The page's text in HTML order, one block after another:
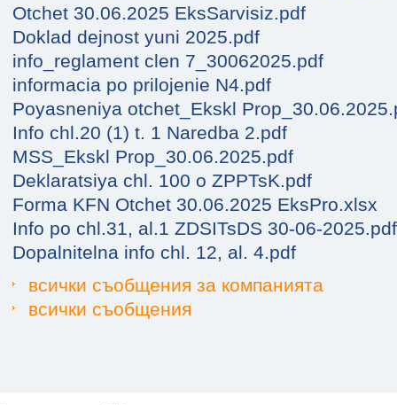
Otchet 30.06.2025 EksSarvisiz.pdf
Doklad dejnost yuni 2025.pdf
info_reglament clen 7_30062025.pdf
informacia po prilojenie N4.pdf
Poyasneniya otchet_Ekskl
Info chl.20 (1) t. 1 Naredba 2.pdf
MSS_Ekskl Prop_30.06.2025.pdf
Deklaratsiya chl. 100 o ZPPTsK.pdf
Forma KFN Otchet 30.06.2025 EksPro.xlsx
Info po chl.31, al.1 ZDSITsDS 30-06-2025.pdf
Dopalnitelna info chl. 12, al. 4.pdf
всички съобщения за компанията
всички съобщения